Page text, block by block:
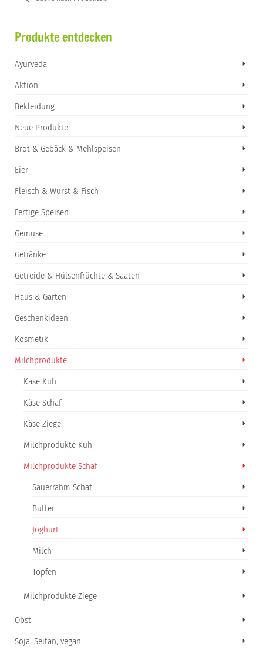
nach:
Produkte entdecken
Ayurveda
Aktion
Bekleidung
Neue Produkte
Brot & Gebäck & Mehlspeisen
Eier
Fleisch & Wurst & Fisch
Fertige Speisen
Gemüse
Getränke
Getreide & Hülsenfrüchte & Saaten
Haus & Garten
Geschenkideen
Kosmetik
Milchprodukte
Käse Kuh
Käse Schaf
Käse Ziege
Milchprodukte Kuh
Milchprodukte Schaf
Sauerrahm Schaf
Butter
Joghurt
Milch
Topfen
Milchprodukte Ziege
Obst
Soja, Seitan, vegan